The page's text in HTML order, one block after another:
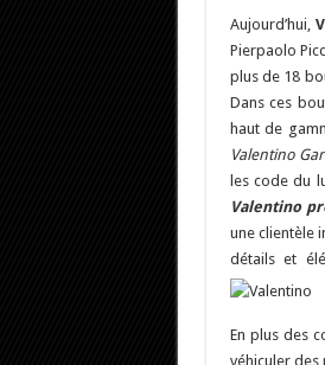
Aujourd’hui,
Pierpaolo
plus de 18
Dans ces
haut de
Valentino
les code du
Valentino
une clientèle
détails et
En plus des
véhiculer des